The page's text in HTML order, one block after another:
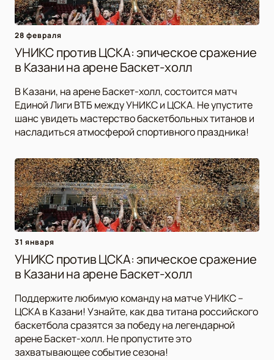
28 февраля
УНИКС против ЦСКА: эпическое сражение
в Казани на арене Баскет-холл
В Казани, на арене Баскет-холл, состоится матч
Единой Лиги ВТБ между УНИКС и ЦСКА. Не упустите
шанс увидеть мастерство баскетбольных титанов и
насладиться атмосферой спортивного праздника!
31 января
УНИКС против ЦСКА: эпическое сражение
в Казани на арене Баскет-холл
Поддержите любимую команду на матче УНИКС –
ЦСКА в Казани! Узнайте, как два титана российского
баскетбола сразятся за победу на легендарной
арене Баскет-холл. Не пропустите это
захватывающее событие сезона!